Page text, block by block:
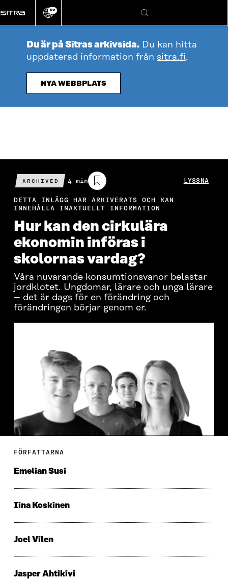
direkt
till
Ändra
språk
SV
Sök
Du är på Sitras arkivsida. Du kan hitta
uppdaterad information från sitra.fi.
NYA WEBBPLATS
ARCHIVED
Beräknad
läsningstid
4 min LYSSNA
DETTA INLÄGG HAR ARKIVERATS OCH KAN
INNEHÅLLA INAKTUELLT INFORMATION
Hur kan den cirkulära
ekonomin införas i
skolornas vardag?
Våra nuvarande konsumtionsvanor belastar
jordklotet. Ungdomar, lärare och unga lärare
– det är dags för en förändring och
förändringen börjar genom er.
FÖRFATTARNA
Emelian Susi
Iina Koskinen
Joel Vilen
Jasper Ahtikivi